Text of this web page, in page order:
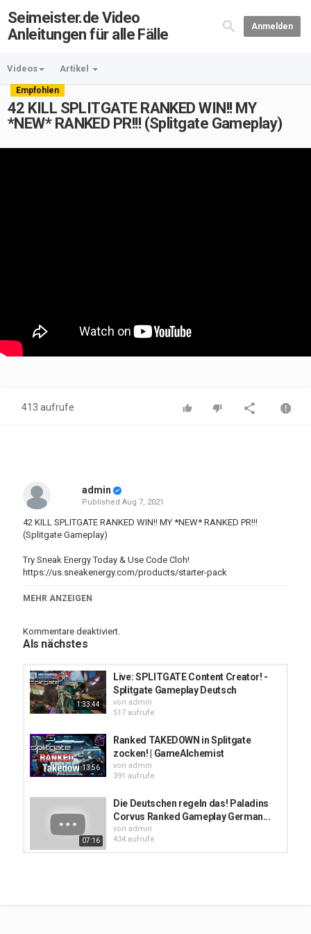
Seimeister.de Video
Anleitungen für alle Fälle
Anmelden
Videos Artikel
Empfohlen
42 KILL SPLITGATE RANKED WIN!! MY
*NEW* RANKED PR!!! (Splitgate Gameplay)
413 aufrufe
admin
Published Aug 7, 2021
42 KILL SPLITGATE RANKED WIN!! MY *NEW* RANKED PR!!!
(Splitgate Gameplay)
Try Sneak Energy Today & Use Code Cloh!
https://us.sneakenergy.com/products/starter-pack
Steam
MEHR ANZEIGEN
Kommentare deaktiviert.
Als nächstes
1:33:44
Live: SPLITGATE Content Creator! -
Splitgate Gameplay Deutsch
von admin
517 aufrufe
13:56
Ranked TAKEDOWN in Splitgate
zocken! | GameAlchemist
von admin
391 aufrufe
07:16
Die Deutschen regeln das! Paladins
Corvus Ranked Gameplay German...
von admin
434 aufrufe